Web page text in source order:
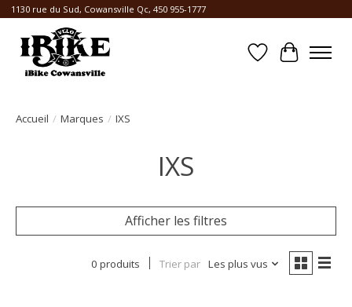
1130 rue du Sud, Cowansville Qc, 450 955-1777
Liste dePanier
Accueil / Marques / IXS
IXS
Afficher les filtres
0 produits Trier par Les plus vus